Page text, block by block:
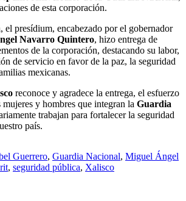
de esta corporación.
el presídium, encabezado por el gobernador
Navarro Quintero, hizo entrega de
de la corporación, destacando su labor,
de servicio en favor de la paz, la seguridad
mexicanas.
reconoce y agradece la entrega, el esfuerzo
y hombres que integran la Guardia
trabajan para fortalecer la seguridad
país.
Guerrero, Guardia Nacional, Miguel Ángel
, seguridad pública, Xalisco